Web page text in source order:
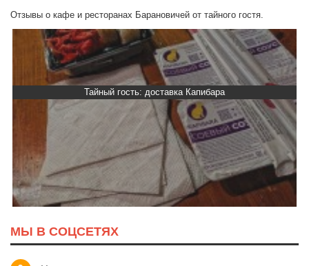
Отзывы о кафе и ресторанах Барановичей от тайного гостя.
Тайный гость: доставка Капибара
МЫ В СОЦСЕТЯХ